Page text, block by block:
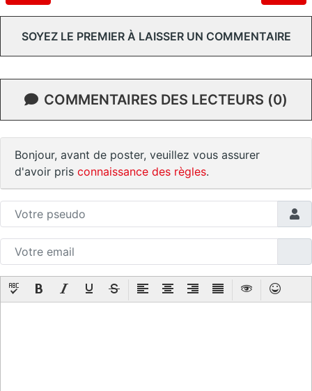
SOYEZ LE PREMIER À LAISSER UN COMMENTAIRE
COMMENTAIRES DES LECTEURS (0)
Bonjour, avant de poster, veuillez vous assurer
d'avoir pris connaissance des règles.